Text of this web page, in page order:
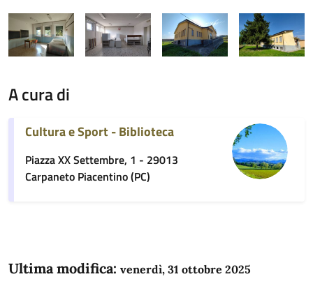
A cura di
Cultura e Sport - Biblioteca
Piazza XX Settembre, 1 - 29013
Carpaneto Piacentino (PC)
Ultima modifica: venerdì, 31 ottobre 2025